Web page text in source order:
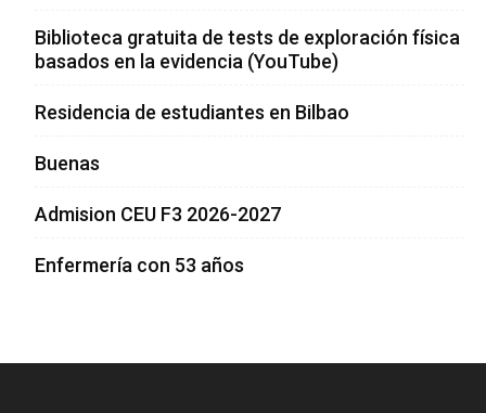
Biblioteca gratuita de tests de exploración física
basados en la evidencia (YouTube)
Residencia de estudiantes en Bilbao
Buenas
Admision CEU F3 2026-2027
Enfermería con 53 años